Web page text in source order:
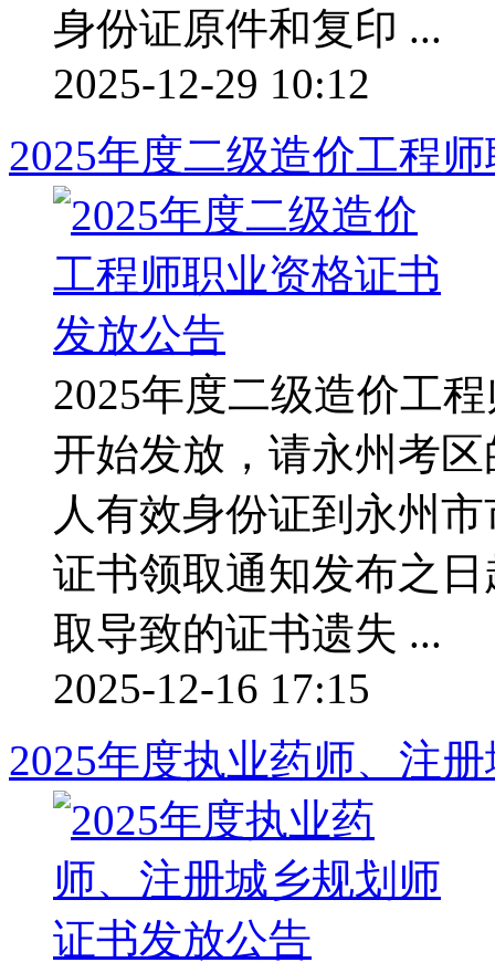
身份证原件和复印 ...
2025-12-29 10:12
2025年度二级造价工程
2025年度二级造价工
开始发放，请永州考
人有效身份证到永州
证书领取通知发布之
取导致的证书遗失 ...
2025-12-16 17:15
2025年度执业药师、注